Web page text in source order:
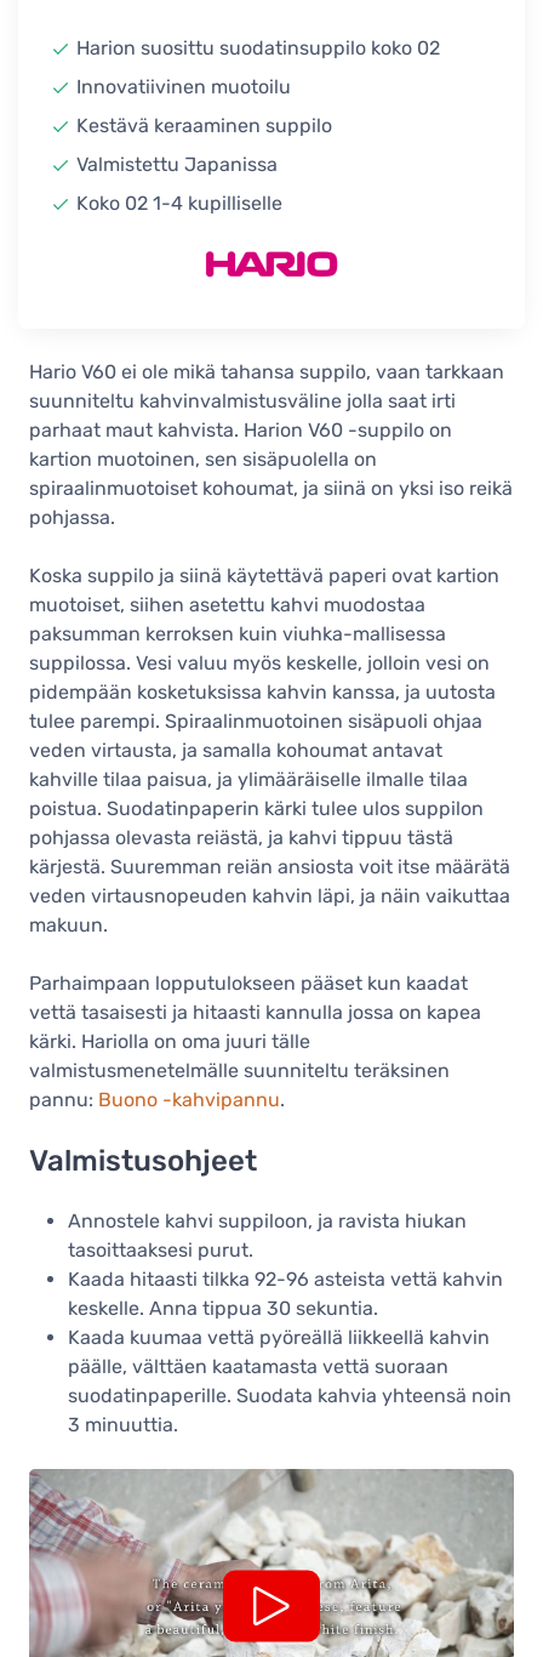
28,90 €
Ei vahvistettu
Hario V60 Dripper koko 02
keraaminen suodatinsuppilo,
savunvihreä
28,90 €
Hario V60 Dripper koko 02
Varastossa
Hario V60 Dripper koko 02
keraaminen suodatinsuppilo,
vaaleanpunainen
28,90 €
keraaminen suodatinsuppilo, vaalea
violetti
28,90 €
1-2 viikkoa
Hario V60 Dripper koko 02
keraaminen suodatinsuppilo, violetti
28,90 €
Varastossa
Hario V60 Dripper koko 02
keraaminen suodatinsuppilo,
turkoosi
28,90 €
Varastossa
keraaminen suodatinsuppilo,
mattamusta
28,90 €
Varastossa
Hario V60 Dripper koko 02
keraaminen suodatinsuppilo,
28,90 €
Hario V60 Dripper koko 02
keraaminen suodatinsuppilo,
siniturkoosi
28,90 €
Varastossa
Hario V60 Dripper koko 02
keraaminen suodatinsuppilo,
indigonsininen
28,90 €
Varastossa
Harion suosittu suodatinsuppilo koko 02
Innovatiivinen muotoilu
Kestävä keraaminen suppilo
Valmistettu Japanissa
Koko 02 1-4 kupilliselle
Hario V60 ei ole mikä tahansa suppilo, vaan tarkkaan
suunniteltu kahvinvalmistusväline jolla saat irti
parhaat maut kahvista. Harion V60 -suppilo on
kartion muotoinen, sen sisäpuolella on
spiraalinmuotoiset kohoumat, ja siinä on yksi iso reikä
pohjassa.
Koska suppilo ja siinä käytettävä paperi ovat kartion
muotoiset, siihen asetettu kahvi muodostaa
paksumman kerroksen kuin viuhka-mallisessa
suppilossa. Vesi valuu myös keskelle, jolloin vesi on
pidempään kosketuksissa kahvin kanssa, ja uutosta
tulee parempi. Spiraalinmuotoinen sisäpuoli ohjaa
veden virtausta, ja samalla kohoumat antavat
kahville tilaa paisua, ja ylimääräiselle ilmalle tilaa
poistua. Suodatinpaperin kärki tulee ulos suppilon
pohjassa olevasta reiästä, ja kahvi tippuu tästä
kärjestä. Suuremman reiän ansiosta voit itse määrätä
veden virtausnopeuden kahvin läpi, ja näin vaikuttaa
makuun.
Parhaimpaan lopputulokseen pääset kun kaadat
vettä tasaisesti ja hitaasti kannulla jossa on kapea
kärki. Hariolla on oma juuri tälle
valmistusmenetelmälle suunniteltu teräksinen
pannu: Buono -kahvipannu.
Valmistusohjeet
Annostele kahvi suppiloon, ja ravista hiukan
tasoittaaksesi purut.
Kaada hitaasti tilkka 92-96 asteista vettä kahvin
keskelle. Anna tippua 30 sekuntia.
Kaada kuumaa vettä pyöreällä liikkeellä kahvin
päälle, välttäen kaatamasta vettä suoraan
suodatinpaperille. Suodata kahvia yhteensä noin
3 minuuttia.